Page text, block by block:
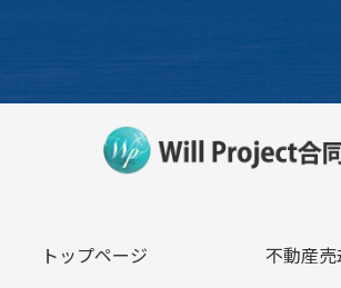
トップページ 不動産売